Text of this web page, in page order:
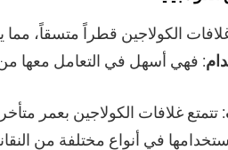
الكولاجين قطراً متسقاً،
: فهي أسهل في التعامل معها من
: تتمتع غلافات الكولاجين بعمر
في أنواع مختلفة من